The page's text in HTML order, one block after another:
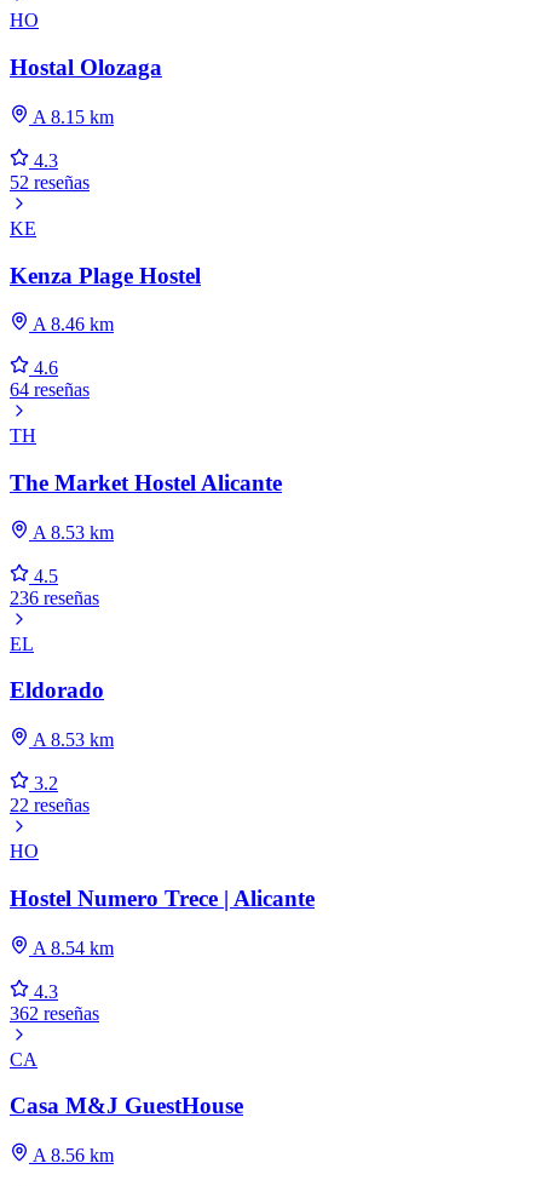
HO
Hostal Olozaga
A 8.15 km
4.3
52 reseñas
KE
Kenza Plage Hostel
A 8.46 km
4.6
64 reseñas
TH
The Market Hostel Alicante
A 8.53 km
4.5
236 reseñas
EL
Eldorado
A 8.53 km
3.2
22 reseñas
HO
Hostel Numero Trece | Alicante
A 8.54 km
4.3
362 reseñas
CA
Casa M&J GuestHouse
A 8.56 km